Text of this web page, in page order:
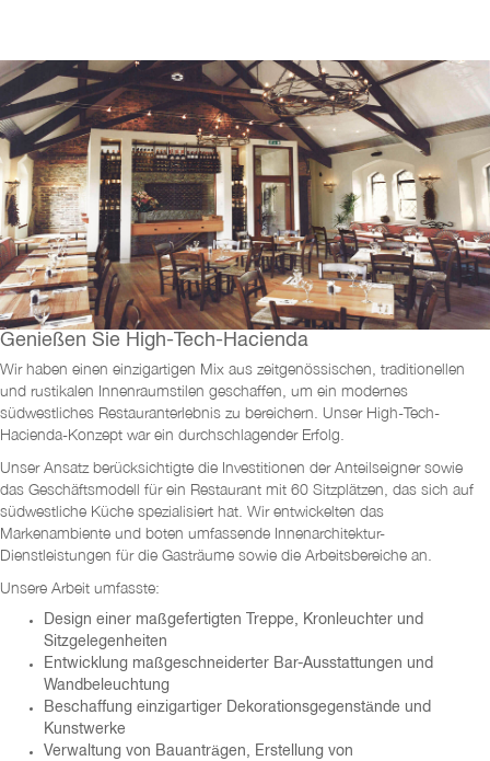
Genießen Sie High-Tech-Hacienda
Wir haben einen einzigartigen Mix aus zeitgenössischen, traditionellen
und rustikalen Innenraumstilen geschaffen, um ein modernes
südwestliches Restauranterlebnis zu bereichern. Unser High-Tech-
Hacienda-Konzept war ein durchschlagender Erfolg.
Unser Ansatz berücksichtigte die Investitionen der Anteilseigner sowie
das Geschäftsmodell für ein Restaurant mit 60 Sitzplätzen, das sich auf
südwestliche Küche spezialisiert hat. Wir entwickelten das
Markenambiente und boten umfassende Innenarchitektur-
Dienstleistungen für die Gasträume sowie die Arbeitsbereiche an.
Unsere Arbeit umfasste:
Design einer maßgefertigten Treppe, Kronleuchter und
Sitzgelegenheiten
Entwicklung maßgeschneiderter Bar-Ausstattungen und
Wandbeleuchtung
Beschaffung einzigartiger Dekorationsgegenstände und
Kunstwerke
Verwaltung von Bauanträgen, Erstellung von